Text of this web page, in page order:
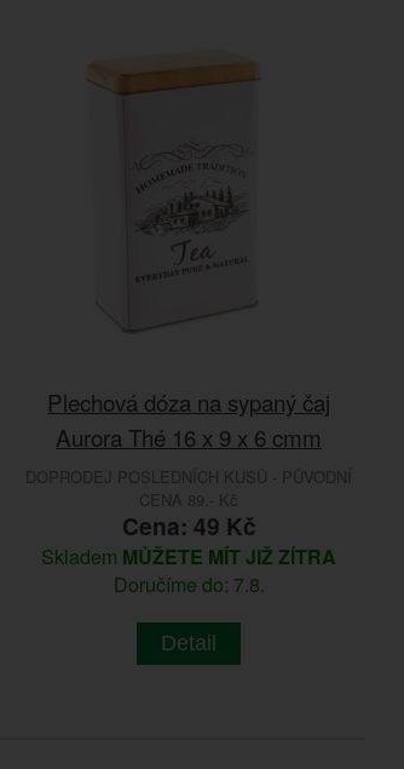
Plechová dóza na sypaný čaj
Aurora Thé 16 x 9 x 6 cmm
DOPRODEJ POSLEDNÍCH KUSŮ - PŮVODNÍ
CENA 89.- Kč
Cena: 49 Kč
Skladem MŮŽETE MÍT JIŽ ZÍTRA
Doručíme do: 7.8.
Detail